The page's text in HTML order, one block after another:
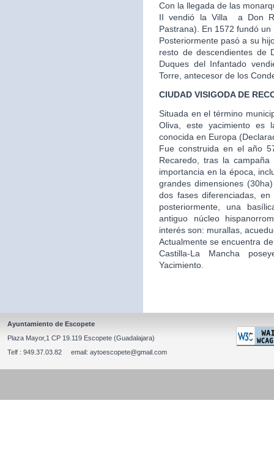
Con la llegada de las
II vendió la Villa a Don
Pastrana). En 1572 fundó
Posteriormente pasó a su
resto de descendientes de
Duques del Infantado
Torre, antecesor de los
CIUDAD VISIGODA DE
Situada en el término
Oliva, este yacimiento es
conocida en Europa
Fue construida en el año
Recaredo, tras la
importancia en la época,
grandes dimensiones
dos fases diferenciadas,
posteriormente, una
antiguo núcleo
interés son: murallas,
Actualmente se encuentra
Castilla-La Mancha
Yacimiento.
Ayuntamiento de Escopete
Plaza Mayor,1 CP 19.119 Escopete (Guadalajara)
Telf : 949.37.03.82 email: aytoescopete@gmail.com